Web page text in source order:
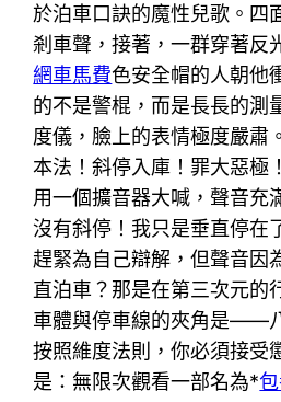
於泊車口訣的魔性兒歌。四
剎車聲，接著，一群穿著反
網車馬費色安全帽的人朝他
的不是警棍，而是長長的測
度儀，臉上的表情極度嚴肅
本法！斜停入庫！罪大惡極
用一個擴音器大喊，聲音充
沒有斜停！我只是垂直停在
趕緊為自己辯解，但聲音因
直泊車？那是在第三次元的
車體與停車線的夾角是——
按照維度法則，你必須接受
是：無限次觀看一部名為*